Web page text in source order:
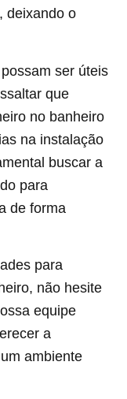
deixando o
ser úteis
que
no banheiro
na instalação
buscar a
para
de forma
para
não hesite
equipe
a
ambiente